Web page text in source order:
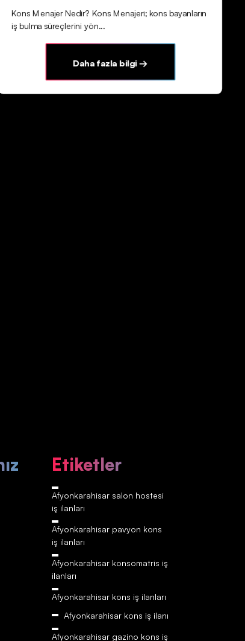
Kons Menajer Nedir? Kons Menajeri; kons bayanların
iş bulma süreçlerini yön...
Daha fazla bilgi →
Etiketler
Afyonkarahisar‎‎‎‎ salon hostesi
iş ilanları
Afyonkarahisar‎‎‎‎ pavyon kons
iş ilanları
Afyonkarahisar‎‎‎‎ konsomatris iş
ilanları
Afyonkarahisar‎‎‎‎ kons iş ilanları
Afyonkarahisar‎‎‎‎ kons iş ilanı
Afyonkarahisar‎‎‎‎ gazino kons iş